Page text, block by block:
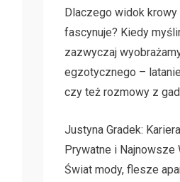
Dlaczego widok
fascynuje? Kiedy
zazwyczaj
egzotycznego –
czy też rozmowy z
Justyna Gradek:
Prywatne i Najnowsze
Świat mody, flesze